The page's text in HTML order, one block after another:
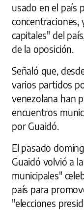
usado en el país
concentraciones,
capitales" del
de la oposición.
Señaló que,
varios partidos
venezolana han
encuentros
por Guaidó.
El pasado
Guaidó volvió a
municipales"
país para
"elecciones